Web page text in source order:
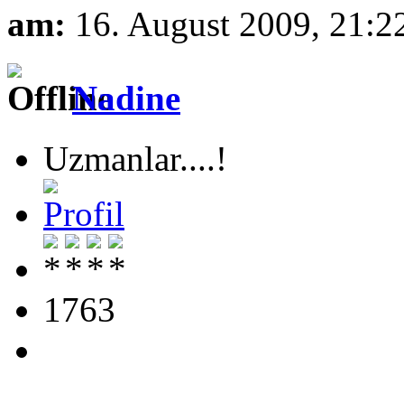
am: 16. August 2009,
Nadine
Uzmanlar....!
1763